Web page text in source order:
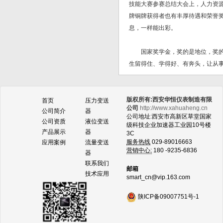
技能大赛参赛总结大会上，人力资
牌铜牌获得者也有丰厚待遇和荣誉
息，一样能出彩。
国家奖学金，奖的是地位，奖的
生留得住、学得好、有奔头，让从
首页
公司简介
公司资质
产品展示
应用案例
压力变送
器
液位变送
器
流量变送
器
联系我们
技术应用
版权所有:西安华恒仪表制造有限
公司 http://www.xahuaheng.cn
公司地址:西安市高新区草堂国家
级科技企业加速器工业园10号楼
3C
服务热线 029-89016663
营销中心: 180 -9235-6836
邮箱
smart_cn@vip.163.com
陕ICP备09007751号-1